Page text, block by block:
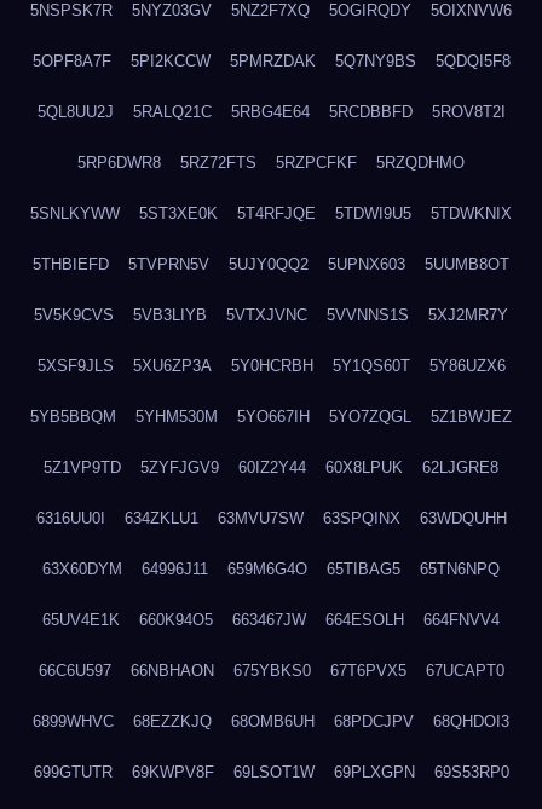
5NSPSK7R 5NYZ03GV 5NZ2F7XQ 5OGIRQDY 5OIXNVW6
5OPF8A7F 5PI2KCCW 5PMRZDAK 5Q7NY9BS 5QDQI5F8
5QL8UU2J 5RALQ21C 5RBG4E64 5RCDBBFD 5ROV8T2I
5RP6DWR8 5RZ72FTS 5RZPCFKF 5RZQDHMO
5SNLKYWW 5ST3XE0K 5T4RFJQE 5TDWI9U5 5TDWKNIX
5THBIEFD 5TVPRN5V 5UJY0QQ2 5UPNX603 5UUMB8OT
5V5K9CVS 5VB3LIYB 5VTXJVNC 5VVNNS1S 5XJ2MR7Y
5XSF9JLS 5XU6ZP3A 5Y0HCRBH 5Y1QS60T 5Y86UZX6
5YB5BBQM 5YHM530M 5YO667IH 5YO7ZQGL 5Z1BWJEZ
5Z1VP9TD 5ZYFJGV9 60IZ2Y44 60X8LPUK 62LJGRE8
6316UU0I 634ZKLU1 63MVU7SW 63SPQINX 63WDQUHH
63X60DYM 64996J11 659M6G4O 65TIBAG5 65TN6NPQ
65UV4E1K 660K94O5 663467JW 664ESOLH 664FNVV4
66C6U597 66NBHAON 675YBKS0 67T6PVX5 67UCAPT0
6899WHVC 68EZZKJQ 68OMB6UH 68PDCJPV 68QHDOI3
699GTUTR 69KWPV8F 69LSOT1W 69PLXGPN 69S53RP0